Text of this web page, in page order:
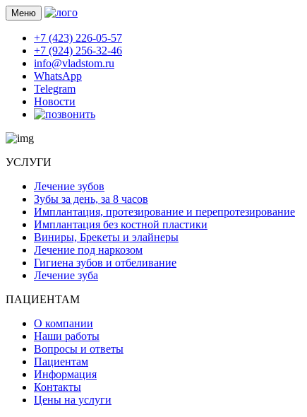
Меню
+7 (423) 226-05-57
+7 (924) 256-32-46
info@vladstom.ru
WhatsApp
Telegram
Новости
УСЛУГИ
Лечение зубов
Зубы за день, за 8 часов
Имплантация, протезирование и перепротезирование
Имплантация без костной пластики
Виниры, Брекеты и элайнеры
Лечение под наркозом
Гигиена зубов и отбеливание
Лечение зуба
ПАЦИЕНТАМ
О компании
Наши работы
Вопросы и ответы
Пациентам
Информация
Контакты
Цены на услуги